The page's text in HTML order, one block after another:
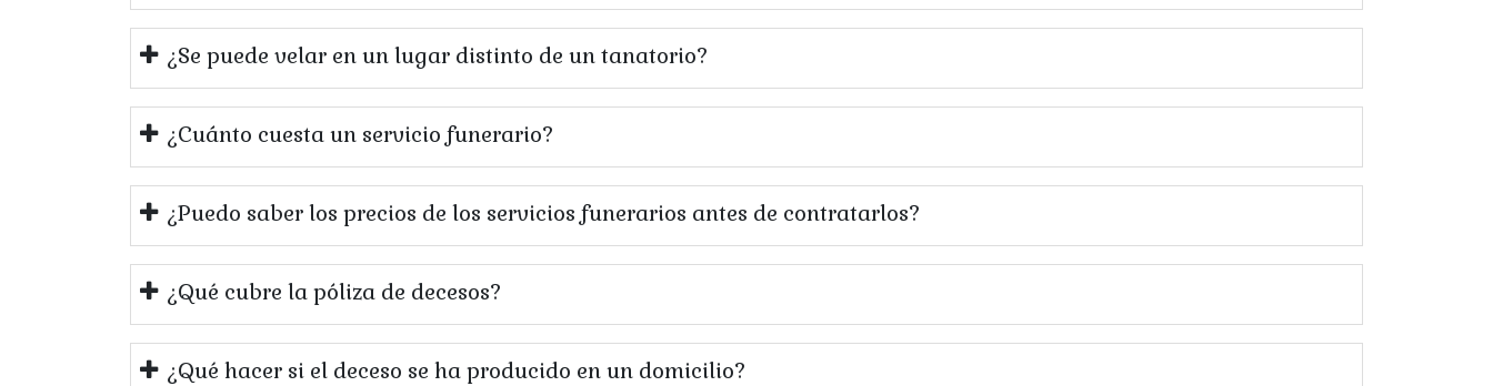
¿Se puede velar en un lugar distinto de un tanatorio?
¿Cuánto cuesta un servicio funerario?
¿Puedo saber los precios de los servicios funerarios antes de contratarlos?
¿Qué cubre la póliza de decesos?
¿Qué hacer si el deceso se ha producido en un domicilio?